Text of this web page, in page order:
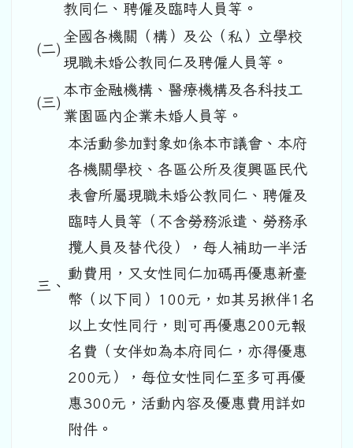
教同仁、聘僱及臨時人員等。
(二)
全國各機關（構）及公（私）立學校
現職未婚公教同仁及聘僱人員等。
(三)
本市金融機構、醫療機構及各科技工
業園區內企業未婚人員等。
三、
本活動參加對象如係本市議會、本府
各機關學校、各區公所及復興區民代
表會所屬現職未婚公教同仁、聘僱及
臨時人員等（不含勞務派遣、勞務承
攬人員及替代役），每人補助一半活
動費用，又女性同仁加碼再優惠新臺
幣（以下同）100元，如其另揪伴1名
以上女性同行，則可再優惠200元報
名費（女伴如為本府同仁，亦得優惠
200元），每位女性同仁至多可再優
惠300元，活動內容及優惠費用詳如
附件。